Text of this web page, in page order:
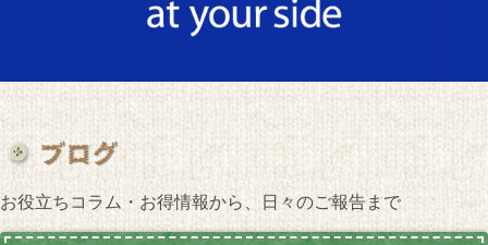
お役立ちコラム・お得情報から、日々のご報告まで